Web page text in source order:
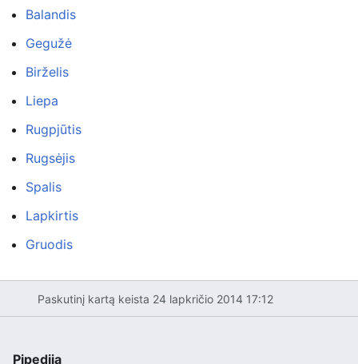
Balandis
Gegužė
Birželis
Liepa
Rugpjūtis
Rugsėjis
Spalis
Lapkirtis
Gruodis
Paskutinį kartą keista 24 lapkričio 2014 17:12
Pipedija